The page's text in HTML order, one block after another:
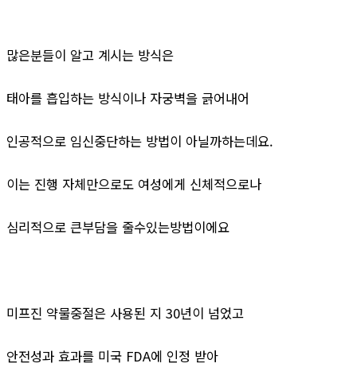
많은분들이 알고 계시는 방식은
태아를 흡입하는 방식이나 자궁벽을 긁어내어
인공적으로 임신중단하는 방법이 아닐까하는데요.
이는 진행 자체만으로도 여성에게 신체적으로나
심리적으로 큰부담을 줄수있는방법이에요
미프진 약물중절은 사용된 지 30년이 넘었고
안전성과 효과를 미국 FDA에 인정 받아